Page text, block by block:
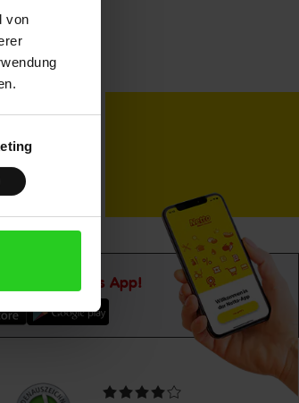
von
Karriere
Netto plus App!
Unsere
Durchschnittliche